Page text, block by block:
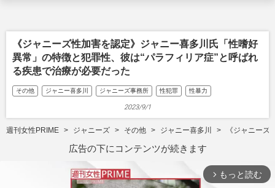
《ジャニーズ性加害を認定》ジャニー喜多川氏「性嗜好
異常」の特徴と犯罪性、彼は“パラフィリア症”と呼ばれ
る疾患で治療が必要だった
その他 ジャニー喜多川 ジャニーズ事務所 性犯罪 性暴力
2023/9/1
週刊女性PRIME ジャニーズ その他 ジャニー喜多川 《ジャニー
広告の下にコンテンツが続きます
arrow_forward_ios もっと読む